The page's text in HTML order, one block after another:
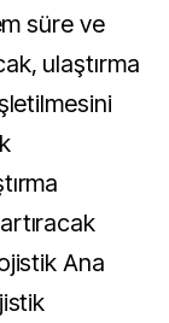
süre ve
ulaştırma
Ana